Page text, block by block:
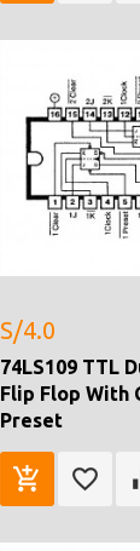
S/4.0
74LS109 TTL
Flip Flop With
Preset